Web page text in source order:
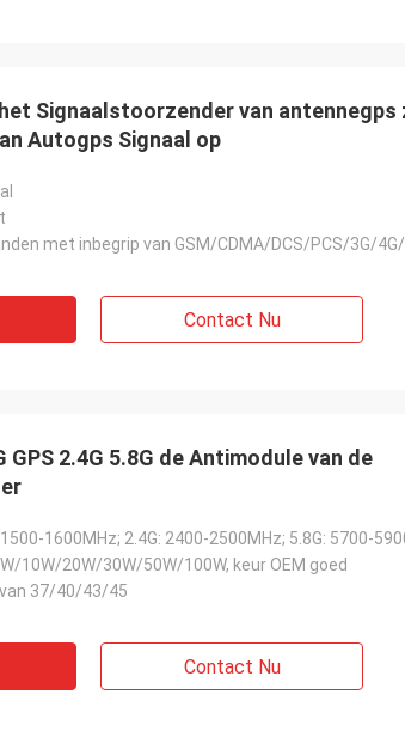
Signaalstoorzender van
Autogps Signaal op
Contact Nu
GPS 2.4G 5.8G de Antimodule van de
1500-1600MHz; 2.4G: 2400-2500MHz; 5.8G: 5700-
10W/20W/30W/50W/100W, keur OEM goed
37/40/43/45
Contact Nu